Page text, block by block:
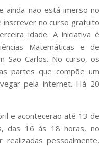
ainda não está imerso no
inscrever no curso gratuito
idade. A iniciativa é
Matemáticas e de
São Carlos. No curso, os
partes que compõe um
pela internet. Há 20
e acontecerão até 13 de
das 16 às 18 horas, no
realizadas pessoalmente,